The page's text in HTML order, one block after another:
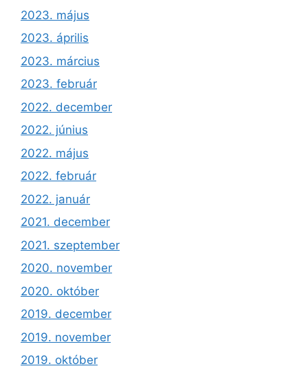
2023. május
2023. április
2023. március
2023. február
2022. december
2022. június
2022. május
2022. február
2022. január
2021. december
2021. szeptember
2020. november
2020. október
2019. december
2019. november
2019. október